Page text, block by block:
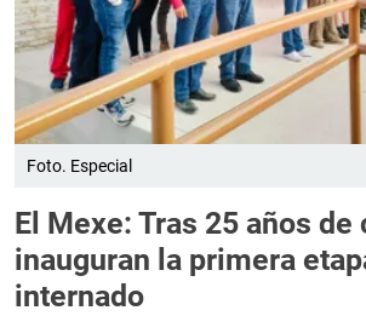
Foto. Especial
El Mexe: Tras 25 años
inauguran la primera
internado